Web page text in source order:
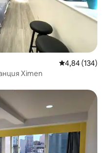
Средна
4,84 (134)
Ximen